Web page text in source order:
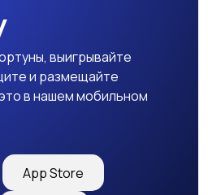
выигрывайте
и размещайте
в нашем мобильном
App Store